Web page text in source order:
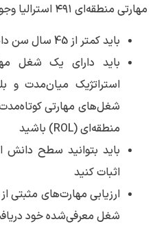
مهارتی منطقه‌ای ۴۹۱ استرالیا وجود دارد که به شرح زیر هستند:
باید کمتر از 45 سال سن داشته باشید
باید دارای یک شغل
منطقه‌ای (ROL) باشید
اثبات کنید
ارزیابی مهارت‌های مثبتی
شغل معرفی‌شده خود